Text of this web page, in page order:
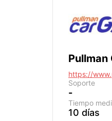
Pullman
https://
Soporte
-
Tiempo
10 días